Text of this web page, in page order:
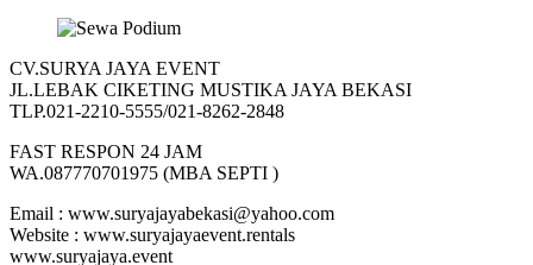
CV.SURYA JAYA EVENT
JL.LEBAK CIKETING MUSTIKA JAYA BEKASI
TLP.021-2210-5555/021-8262-2848
FAST RESPON 24 JAM
WA.087770701975 (MBA SEPTI )
Email : www.suryajayabekasi@yahoo.com
Website : www.suryajayaevent.rentals
www.suryajaya.event